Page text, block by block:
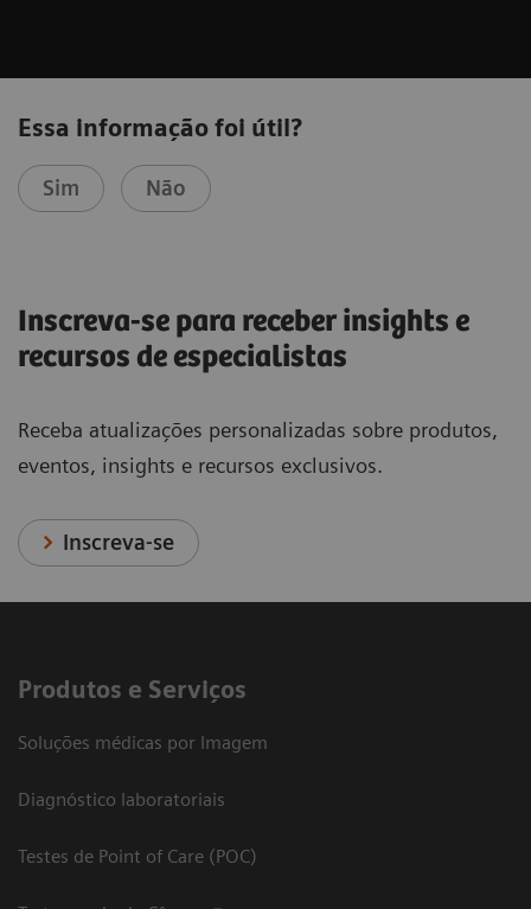
Essa informação foi útil?
Sim Não
Inscreva-se para receber insights e
recursos de especialistas
Receba atualizações personalizadas sobre produtos,
eventos, insights e recursos exclusivos.
Inscreva-se
Produtos e Serviços
Soluções médicas por Imagem
Diagnóstico laboratoriais
Testes de Point of Care (POC)